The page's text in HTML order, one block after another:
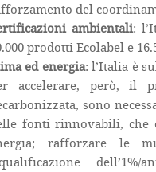
del
ambientali:
prodotti Ecolabel e
ed energia: l’Italia è
accelerare, però, il
sono
fonti rinnovabili, che
rafforzare le